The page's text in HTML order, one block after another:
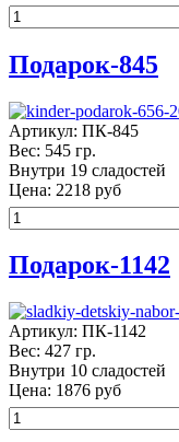
Подарок-845
Артикул: ПК-845
Вес: 545 гр.
Внутри 19 сладостей
Цена: 2218 руб
Подарок-1142
Артикул: ПК-1142
Вес: 427 гр.
Внутри 10 сладостей
Цена: 1876 руб